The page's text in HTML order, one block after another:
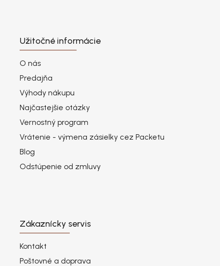
Užitočné informácie
O nás
Predajňa
Výhody nákupu
Najčastejšie otázky
Vernostný program
Vrátenie - výmena zásielky cez Packetu
Blog
Odstúpenie od zmluvy
Zákaznícky servis
Kontakt
Poštovné a doprava